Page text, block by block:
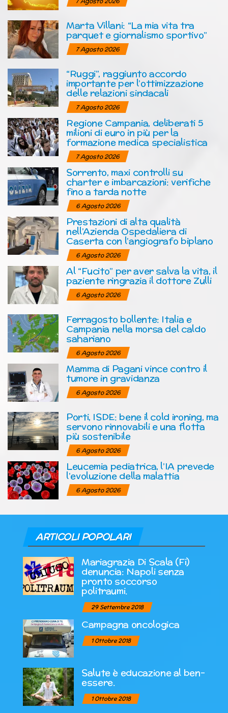
Marta Villani: “La mia vita tra
parquet e giornalismo sportivo”
7 Agosto 2026
“Ruggi”, raggiunto accordo
importante per l’ottimizzazione
delle relazioni sindacali
7 Agosto 2026
Regione Campania, deliberati 5
milioni di euro in più per la
formazione medica specialistica
7 Agosto 2026
Sorrento, maxi controlli su
charter e imbarcazioni: verifiche
fino a tarda notte
6 Agosto 2026
Prestazioni di alta qualità
nell’Azienda Ospedaliera di
Caserta con l’angiografo biplano
6 Agosto 2026
Al “Fucito” per aver salva la vita, il
paziente ringrazia il dottore Zulli
6 Agosto 2026
Ferragosto bollente: Italia e
Campania nella morsa del caldo
sahariano
6 Agosto 2026
Mamma di Pagani vince contro il
tumore in gravidanza
6 Agosto 2026
Porti, ISDE: bene il cold ironing, ma
servono rinnovabili e una flotta
più sostenibile
6 Agosto 2026
Leucemia pediatrica, l’IA prevede
l’evoluzione della malattia
6 Agosto 2026
ARTICOLI POPOLARI
Mariagrazia Di Scala (Fi)
denuncia: Napoli senza
pronto soccorso
politraumi.
29 Settembre 2018
Campagna oncologica
1 Ottobre 2018
Salute è educazione al ben-
essere.
1 Ottobre 2018